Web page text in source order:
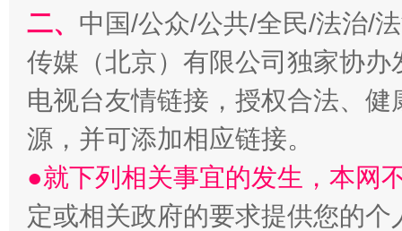
受贿1.44亿！段成刚被判无期 从幼
二、 中国/公众/公共/全民/法治/
传媒（北京）有限公司独家协
电视台友情链接，授权合法、
源，并可添加相应链接。
●就下列相关事宜的发生，本网
定或相关政府的要求提供您的个